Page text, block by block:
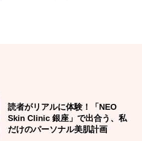
読者がリアルに体験！「NEO
Skin Clinic 銀座」で出合う、私
だけのパーソナル美肌計画